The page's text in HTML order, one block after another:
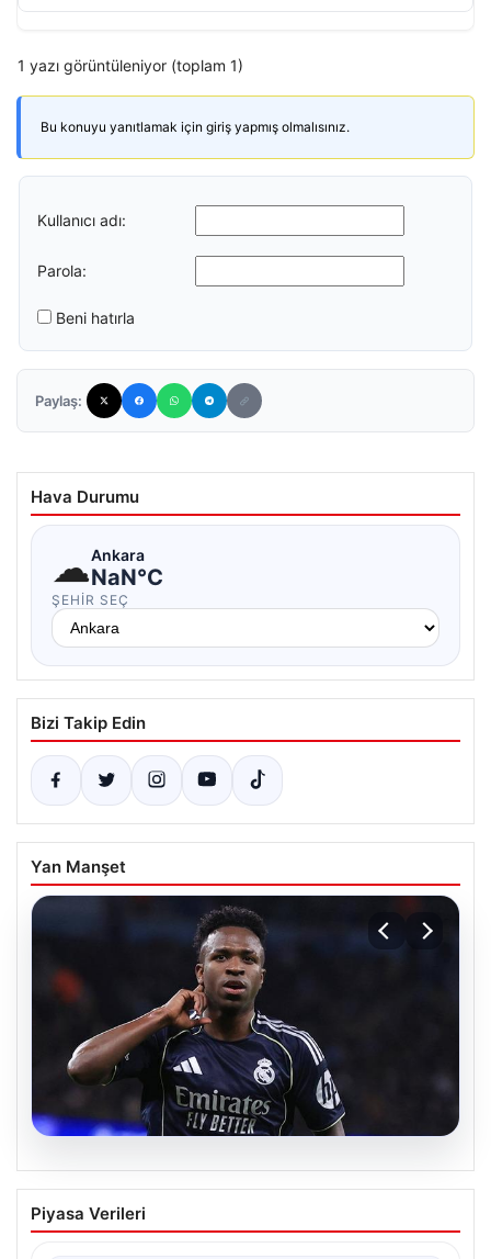
1 yazı görüntüleniyor (toplam 1)
Bu konuyu yanıtlamak için giriş yapmış olmalısınız.
Kullanıcı adı:
Parola:
Beni hatırla
Paylaş:
Hava Durumu
☁Ankara
NaN°C
ŞEHIR SEÇ
Bizi Takip Edin
Yan Manşet
07.08.2026
Vinicius Jr. Real Madrid ile geleceğini
güvence altına aldı
Piyasa Verileri